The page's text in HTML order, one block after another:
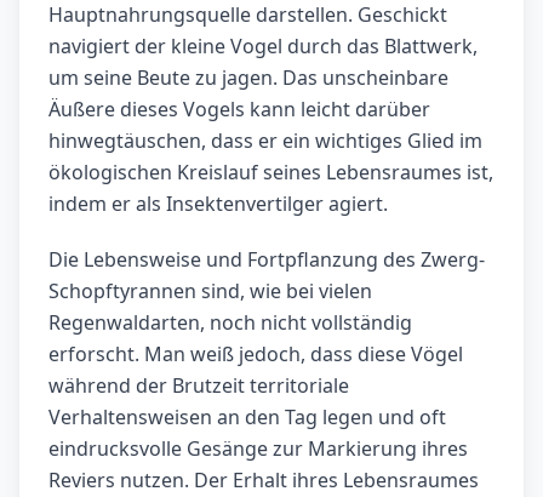
Hauptnahrungsquelle darstellen. Geschickt
navigiert der kleine Vogel durch das Blattwerk,
um seine Beute zu jagen. Das unscheinbare
Äußere dieses Vogels kann leicht darüber
hinwegtäuschen, dass er ein wichtiges Glied im
ökologischen Kreislauf seines Lebensraumes ist,
indem er als Insektenvertilger agiert.
Die Lebensweise und Fortpflanzung des Zwerg-
Schopftyrannen sind, wie bei vielen
Regenwaldarten, noch nicht vollständig
erforscht. Man weiß jedoch, dass diese Vögel
während der Brutzeit territoriale
Verhaltensweisen an den Tag legen und oft
eindrucksvolle Gesänge zur Markierung ihres
Reviers nutzen. Der Erhalt ihres Lebensraumes